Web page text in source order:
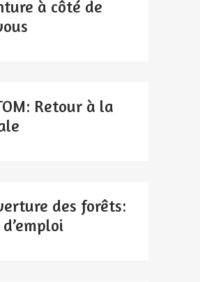
à côté de
Retour à la
des forêts: